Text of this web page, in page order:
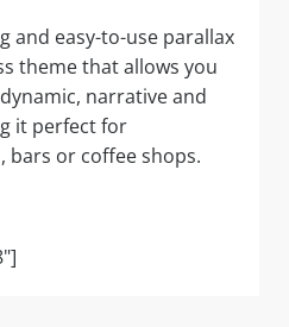
and easy-to-use parallax
theme that allows you
narrative and
it perfect for
bars or coffee shops.